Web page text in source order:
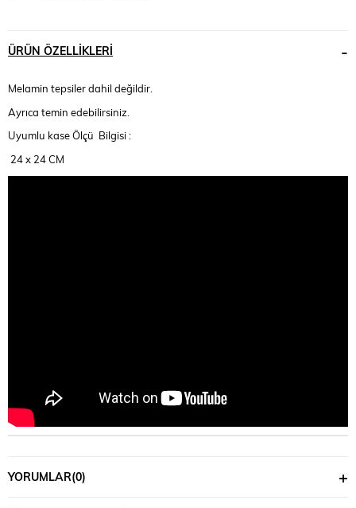
ÜRÜN ÖZELLIKLERI
Melamin tepsiler dahil değildir.
Ayrıca temin edebilirsiniz.
Uyumlu kase Ölçü Bilgisi :
24 x 24 CM
YORUMLAR(0)